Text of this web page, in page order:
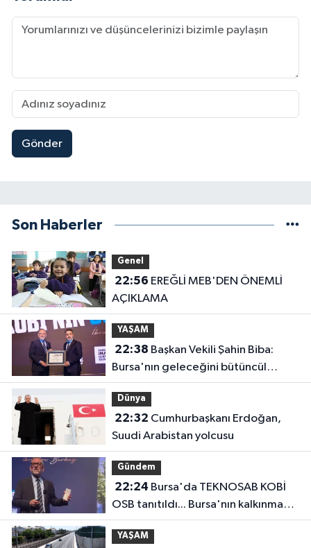
Gönder
Son Haberler
Genel
22:56
AÇIKLAMA
YAŞAM
22:38
Bursa'nın geleceğini bütüncül
anlayışla planlıyoruz
Dünya
22:32
Suudi Arabistan yolcusu
Gündem
22:24
OSB tanıtıldı... Bursa'nın kalkınma
yolculuğunda yeni dönem
YAŞAM